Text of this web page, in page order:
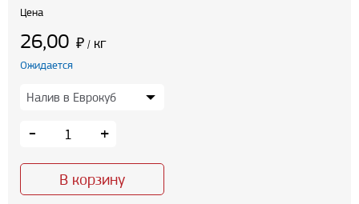
Цена
26,00 ₽ / кг
Ожидается
- +
В корзину